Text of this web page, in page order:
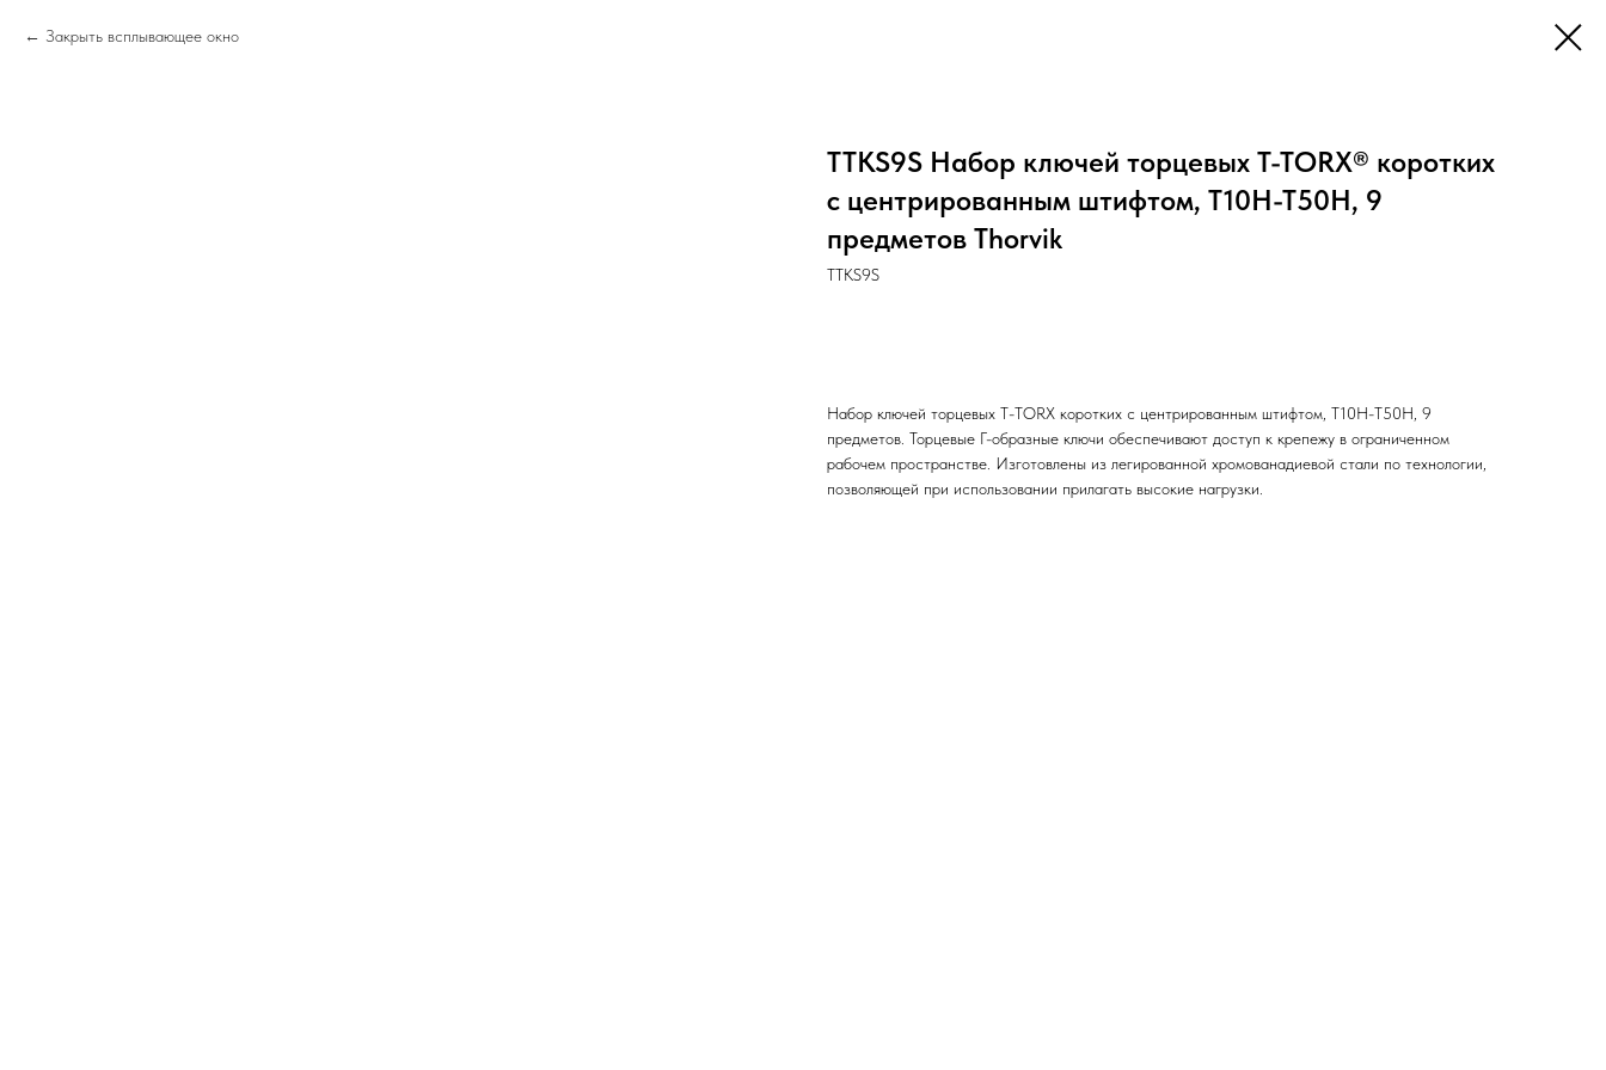
Закрыть всплывающее окно
TTKS9S Набор ключей торцевых T-TORX® коротких
с центрированным штифтом, Т10H-T50H, 9
предметов Thorvik
TTKS9S
Набор ключей торцевых T-TORX коротких с центрированным штифтом, Т10H-T50H, 9
предметов. Торцевые Г-образные ключи обеспечивают доступ к крепежу в ограниченном
рабочем пространстве. Изготовлены из легированной хромованадиевой стали по технологии,
позволяющей при использовании прилагать высокие нагрузки.